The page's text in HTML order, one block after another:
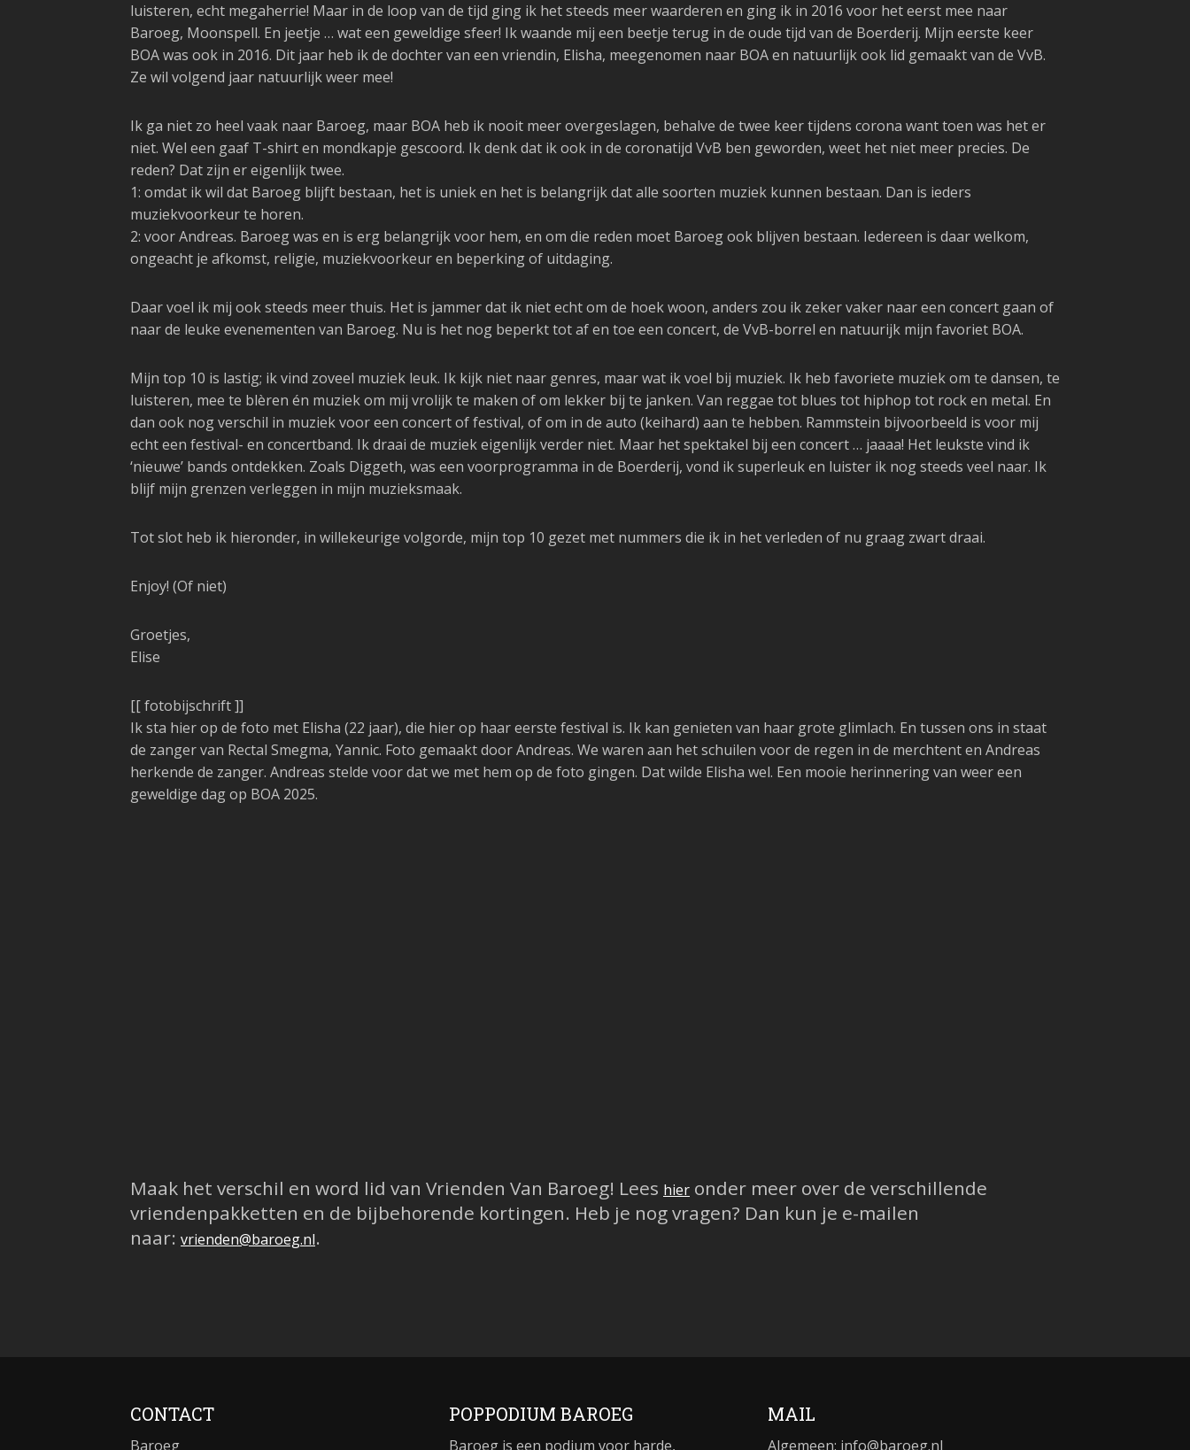
luisteren, echt megaherrie! Maar in de loop van de tijd ging ik het steeds meer waarderen en ging ik in 2016 voor het eerst mee naar
Baroeg, Moonspell. En jeetje … wat een geweldige sfeer! Ik waande mij een beetje terug in de oude tijd van de Boerderij. Mijn eerste keer
BOA was ook in 2016. Dit jaar heb ik de dochter van een vriendin, Elisha, meegenomen naar BOA en natuurlijk ook lid gemaakt van de VvB.
Ze wil volgend jaar natuurlijk weer mee!
Ik ga niet zo heel vaak naar Baroeg, maar BOA heb ik nooit meer overgeslagen, behalve de twee keer tijdens corona want toen was het er
niet. Wel een gaaf T-shirt en mondkapje gescoord. Ik denk dat ik ook in de coronatijd VvB ben geworden, weet het niet meer precies. De
reden? Dat zijn er eigenlijk twee.
1: omdat ik wil dat Baroeg blijft bestaan, het is uniek en het is belangrijk dat alle soorten muziek kunnen bestaan. Dan is ieders
muziekvoorkeur te horen.
2: voor Andreas. Baroeg was en is erg belangrijk voor hem, en om die reden moet Baroeg ook blijven bestaan. Iedereen is daar welkom,
ongeacht je afkomst, religie, muziekvoorkeur en beperking of uitdaging.
Daar voel ik mij ook steeds meer thuis. Het is jammer dat ik niet echt om de hoek woon, anders zou ik zeker vaker naar een concert gaan of
naar de leuke evenementen van Baroeg. Nu is het nog beperkt tot af en toe een concert, de VvB-borrel en natuurijk mijn favoriet BOA.
Mijn top 10 is lastig; ik vind zoveel muziek leuk. Ik kijk niet naar genres, maar wat ik voel bij muziek. Ik heb favoriete muziek om te dansen, te
luisteren, mee te blèren én muziek om mij vrolijk te maken of om lekker bij te janken. Van reggae tot blues tot hiphop tot rock en metal. En
dan ook nog verschil in muziek voor een concert of festival, of om in de auto (keihard) aan te hebben. Rammstein bijvoorbeeld is voor mij
echt een festival- en concertband. Ik draai de muziek eigenlijk verder niet. Maar het spektakel bij een concert … jaaaa! Het leukste vind ik
‘nieuwe’ bands ontdekken. Zoals Diggeth, was een voorprogramma in de Boerderij, vond ik superleuk en luister ik nog steeds veel naar. Ik
blijf mijn grenzen verleggen in mijn muzieksmaak.
Tot slot heb ik hieronder, in willekeurige volgorde, mijn top 10 gezet met nummers die ik in het verleden of nu graag zwart draai.
Enjoy! (Of niet)
Groetjes,
Elise
[[ fotobijschrift ]]
Ik sta hier op de foto met Elisha (22 jaar), die hier op haar eerste festival is. Ik kan genieten van haar grote glimlach. En tussen ons in staat
de zanger van Rectal Smegma, Yannic. Foto gemaakt door Andreas. We waren aan het schuilen voor de regen in de merchtent en Andreas
herkende de zanger. Andreas stelde voor dat we met hem op de foto gingen. Dat wilde Elisha wel. Een mooie herinnering van weer een
geweldige dag op BOA 2025.
Maak het verschil en word lid van Vrienden Van Baroeg! Lees hier onder meer over de verschillende
vriendenpakketten en de bijbehorende kortingen. Heb je nog vragen? Dan kun je e-mailen
naar: vrienden@baroeg.nl.
CONTACT
Baroeg
POPPODIUM BAROEG
Baroeg is een podium voor harde,
MAIL
Algemeen: info@baroeg.nl